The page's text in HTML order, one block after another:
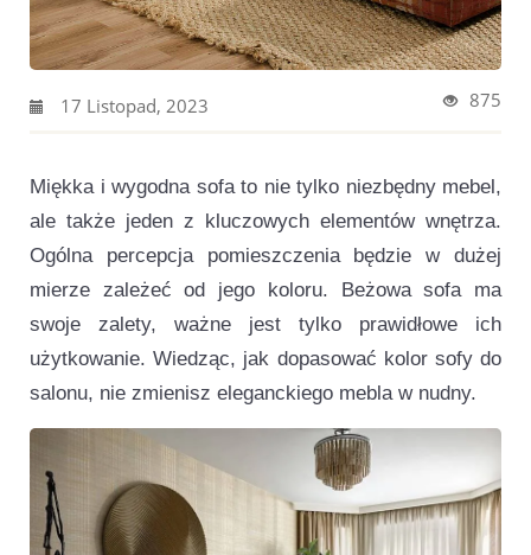
17 Listopad, 2023 875
Miękka i wygodna sofa to nie tylko niezbędny mebel,
ale także jeden z kluczowych elementów wnętrza.
Ogólna percepcja pomieszczenia będzie w dużej
mierze zależeć od jego koloru. Beżowa sofa ma
swoje zalety, ważne jest tylko prawidłowe ich
użytkowanie. Wiedząc, jak dopasować kolor sofy do
salonu, nie zmienisz eleganckiego mebla w nudny.